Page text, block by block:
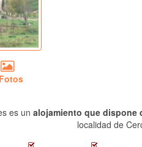
es unalojamiento que dispone
localidad de